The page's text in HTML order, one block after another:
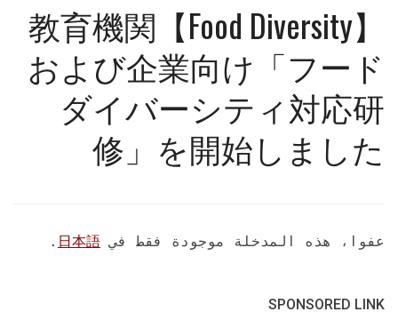
【Food Diversity】教育機関
および企業向け「フード
ダイバーシティ対応研
修」を開始しました
عفوا، هذه المدخلة موجودة فقط في 日本語
.
SPONSORED LINK